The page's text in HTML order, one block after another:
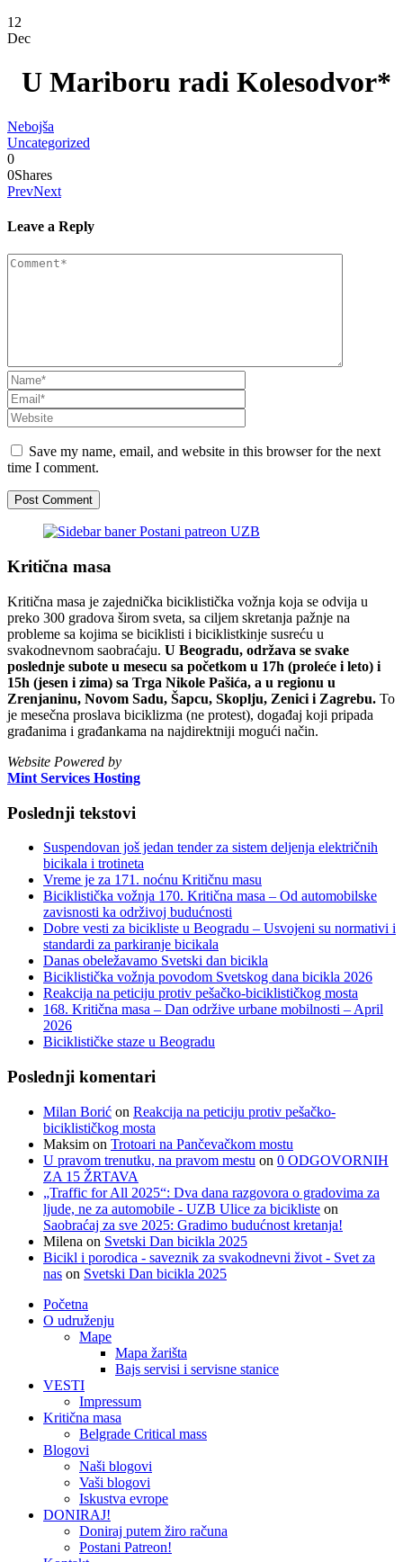
12
Dec
U Mariboru radi Kolesodvor*
Nebojša
Uncategorized
0
0Shares
PrevNext
Leave a Reply
Save my name, email, and website in this browser for the next
time I comment.
Kritična masa
Kritična masa je zajednička biciklistička vožnja koja se odvija u
preko 300 gradova širom sveta, sa ciljem skretanja pažnje na
probleme sa kojima se biciklisti i biciklistkinje susreću u
svakodnevnom saobraćaju. U Beogradu, održava se svake
poslednje subote u mesecu sa početkom u 17h (proleće i leto) i
15h (jesen i zima) sa Trga Nikole Pašića, a u regionu u
Zrenjaninu, Novom Sadu, Šapcu, Skoplju, Zenici i Zagrebu. To
je mesečna proslava biciklizma (ne protest), događaj koji pripada
građanima i građankama na najdirektniji mogući način.
Website Powered by
Mint Services Hosting
Poslednji tekstovi
Suspendovan još jedan tender za sistem deljenja električnih
bicikala i trotineta
Vreme je za 171. noćnu Kritičnu masu
Biciklistička vožnja 170. Kritična masa – Od automobilske
zavisnosti ka održivoj budućnosti
Dobre vesti za bicikliste u Beogradu – Usvojeni su normativi i
standardi za parkiranje bicikala
Danas obeležavamo Svetski dan bicikla
Biciklistička vožnja povodom Svetskog dana bicikla 2026
Reakcija na peticiju protiv pešačko-biciklističkog mosta
168. Kritična masa – Dan održive urbane mobilnosti – April
2026
Biciklističke staze u Beogradu
Poslednji komentari
Milan Borić on Reakcija na peticiju protiv pešačko-
biciklističkog mosta
Maksim on Trotoari na Pančevačkom mostu
U pravom trenutku, na pravom mestu on 0 ODGOVORNIH
ZA 15 ŽRTAVA
„Traffic for All 2025“: Dva dana razgovora o gradovima za
ljude, ne za automobile - UZB Ulice za bicikliste on
Saobraćaj za sve 2025: Gradimo budućnost kretanja!
Milena on Svetski Dan bicikla 2025
Bicikl i porodica - saveznik za svakodnevni život - Svet za
nas on Svetski Dan bicikla 2025
Početna
O udruženju
Mape
Mapa žarišta
Bajs servisi i servisne stanice
VESTI
Impressum
Kritična masa
Belgrade Critical mass
Blogovi
Naši blogovi
Vaši blogovi
Iskustva evrope
DONIRAJ!
Doniraj putem žiro računa
Postani Patreon!